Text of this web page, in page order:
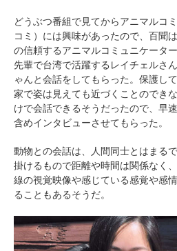
どうぶつ番組で見てからアニマルコ
コミ）には興味があったので、百聞
の信頼するアニマルコミュニケータ
先輩で台湾で活躍するレイチェルさ
ゃんと会話をしてもらった。保護し
家で姿は見えても近づくことのでき
けで会話できるそうだったので、早
含めインタビューさせてもらった。
動物との会話は、人間同士とはまる
掛けるもので距離や時間は関係なく
線の視覚映像や感じている感覚や感
ることもあるそうだ。